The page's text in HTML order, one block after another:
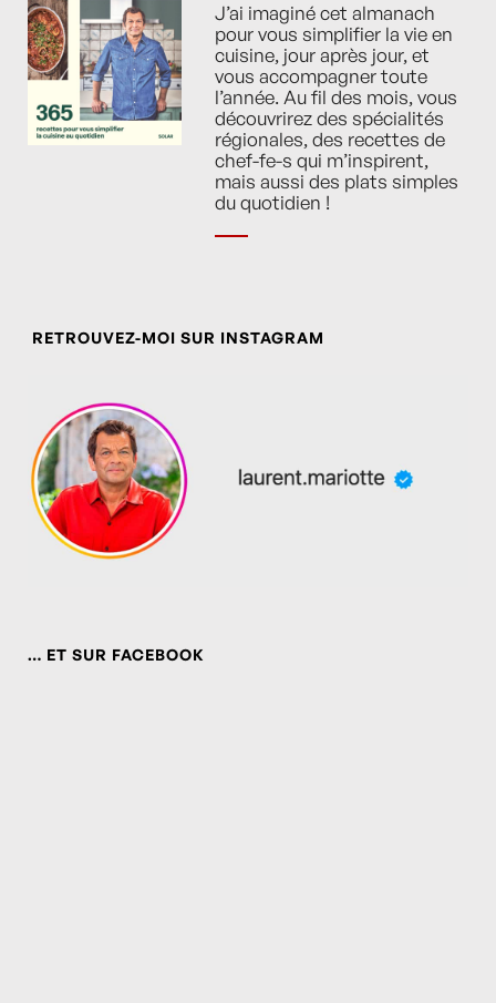
J’ai imaginé cet almanach
pour vous simplifier la vie en
cuisine, jour après jour, et
vous accompagner toute
l’année. Au fil des mois, vous
découvrirez des spécialités
régionales, des recettes de
chef-fe-s qui m’inspirent,
mais aussi des plats simples
du quotidien !
RETROUVEZ-MOI SUR INSTAGRAM
… ET SUR FACEBOOK